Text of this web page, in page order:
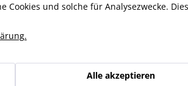
sich ebenfalls angesehen
Cookies und solche für Analysezwecke.
Alle akzeptieren